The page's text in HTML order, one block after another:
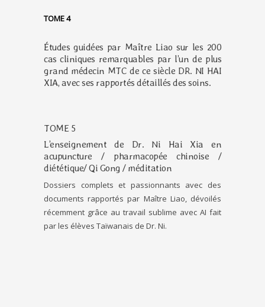
TOME 4
Études guidées par Maître Liao sur les 200
cas cliniques remarquables par l’un de plus
grand médecin MTC de ce siècle DR. NI HAI
XIA, avec ses rapportés détaillés des soins.
TOME 5
L’enseignement de Dr. Ni Hai Xia en
acupuncture / pharmacopée chinoise /
diététique/ Qi Gong / méditation
Dossiers complets et passionnants avec des
documents rapportés par Maître Liao, dévoilés
récemment grâce au travail sublime avec AI fait
par les élèves Taïwanais de Dr. Ni.